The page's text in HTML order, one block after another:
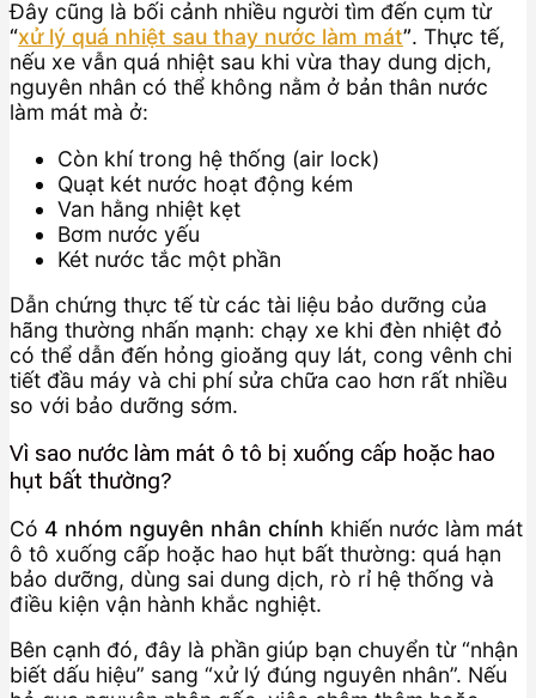
Đây cũng là bối cảnh nhiều người tìm đến cụm từ
“xử lý quá nhiệt sau thay nước làm mát”. Thực tế,
nếu xe vẫn quá nhiệt sau khi vừa thay dung dịch,
nguyên nhân có thể không nằm ở bản thân nước
làm mát mà ở:
Còn khí trong hệ thống (air lock)
Quạt két nước hoạt động kém
Van hằng nhiệt kẹt
Bơm nước yếu
Két nước tắc một phần
Dẫn chứng thực tế từ các tài liệu bảo dưỡng của
hãng thường nhấn mạnh: chạy xe khi đèn nhiệt đỏ
có thể dẫn đến hỏng gioăng quy lát, cong vênh chi
tiết đầu máy và chi phí sửa chữa cao hơn rất nhiều
so với bảo dưỡng sớm.
Vì sao nước làm mát ô tô bị xuống cấp hoặc hao
hụt bất thường?
Có 4 nhóm nguyên nhân chính khiến nước làm mát
ô tô xuống cấp hoặc hao hụt bất thường: quá hạn
bảo dưỡng, dùng sai dung dịch, rò rỉ hệ thống và
điều kiện vận hành khắc nghiệt.
Bên cạnh đó, đây là phần giúp bạn chuyển từ “nhận
biết dấu hiệu” sang “xử lý đúng nguyên nhân”. Nếu